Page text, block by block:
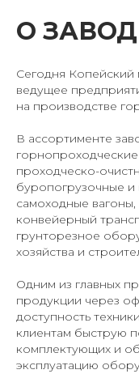
О
Сегодня Копейский
ведущее
на производстве
В ассортименте
проходческо-
буропогрузочные
самоходные
конвейерный
грунторезное
хозяйства и
Одним из главных
продукции через
доступность
клиентам быструю
комплектующих и
эксплуатацию